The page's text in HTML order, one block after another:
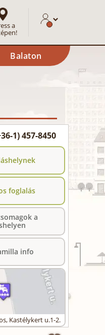
a
Balaton
1) 457-8450
foglalás
a
info
, Kastélykert u.1-2.